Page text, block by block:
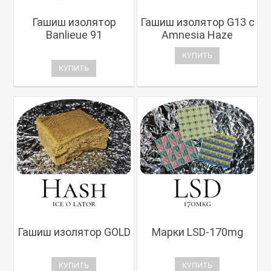
Гашиш изолятор
Banlieue 91
КУПИТЬ
Гашиш изолятор G13 с
Amnesia Haze
КУПИТЬ
Гашиш изолятор GOLD
КУПИТЬ
Марки LSD-170mg
КУПИТЬ